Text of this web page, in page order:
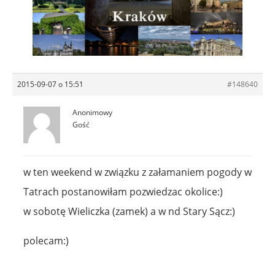
2015-09-07 o 15:51 #148640
Anonimowy
Gość
w ten weekend w związku z załamaniem pogody w
Tatrach postanowiłam pozwiedzac okolice:)
w sobotę Wieliczka (zamek) a w nd Stary Sącz:)
polecam:)